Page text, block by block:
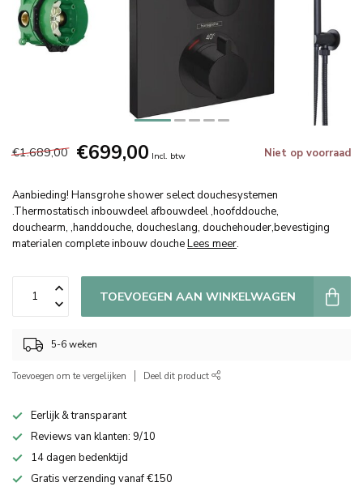
€1.689,00 €699,00 Incl. btw Niet op voorraad
Aanbieding! Hansgrohe shower select douchesystemen
.Thermostatisch inbouwdeel afbouwdeel ,hoofddouche,
douchearm, ,handdouche, doucheslang, douchehouder,bevestiging
materialen complete inbouw doucheLees meer.
TOEVOEGEN AAN WINKELWAGEN
5-6 weken
Toevoegen om te vergelijken Deel dit product
Eerlijk & transparant
Reviews van klanten: 9/10
14 dagen bedenktijd
Gratis verzending vanaf €150